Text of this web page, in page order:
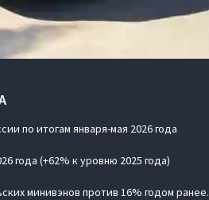
по итогам января-мая 2026 года
года (+62% к уровню 2025 года)
минивэнов против 16% годом ранее.